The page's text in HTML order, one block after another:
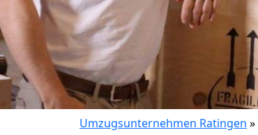
Umzugsunternehmen Ratingen »